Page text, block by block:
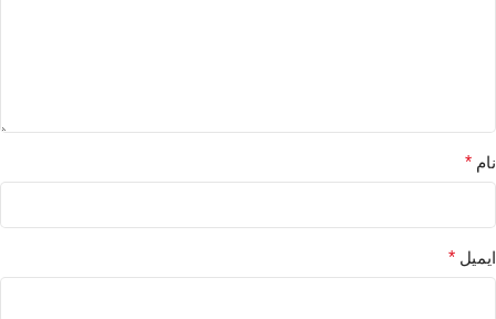
نام *
ایمیل *